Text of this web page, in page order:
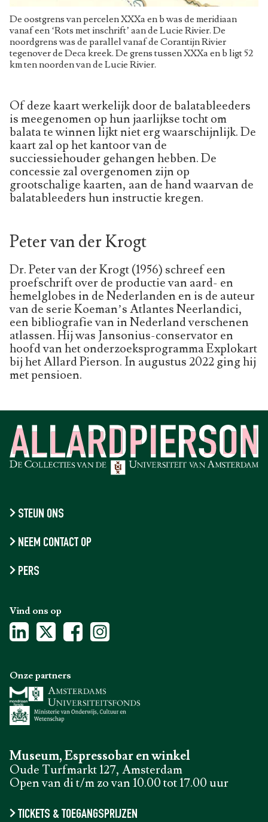
De oostgrens van percelen XXXa en b was de meridiaan
vanaf een ‘Rots met inschrift’ aan de Lucie Rivier. De
noordgrens was de parallel vanaf de Corantijn Rivier
tegenover de Deca kreek. De grens tussen XXXa en b ligt 52
km ten noorden van de Lucie Rivier.
Of deze kaart werkelijk door de balatableeders
is meegenomen op hun jaarlijkse tocht om
balata te winnen lijkt niet erg waarschijnlijk. De
kaart zal op het kantoor van de
succiessiehouder gehangen hebben. De
concessie zal overgenomen zijn op
grootschalige kaarten, aan de hand waarvan de
balatableeders hun instructie kregen.
Peter van der Krogt
Dr. Peter van der Krogt (1956) schreef een
proefschrift over de productie van aard- en
hemelglobes in de Nederlanden en is de auteur
van de serie Koeman’s Atlantes Neerlandici,
een bibliografie van in Nederland verschenen
atlassen. Hij was Jansonius-conservator en
hoofd van het onderzoeksprogramma Explokart
bij het Allard Pierson. In augustus 2022 ging hij
met pensioen.
STEUN ONS
NEEM CONTACT OP
PERS
Vind ons op
Museum, Espressobar en winkel
Oude Turfmarkt 127, Amsterdam
Open van di t/m zo van 10.00 tot 17.00 uur
TICKETS & TOEGANGSPRIJZEN
Onze partners